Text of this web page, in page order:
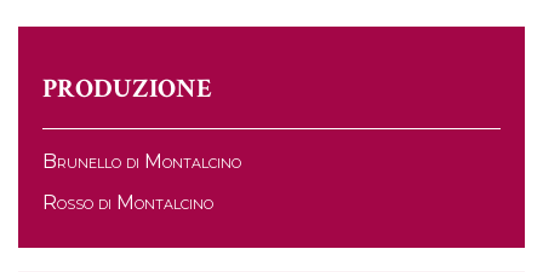
PRODUZIONE
Brunello di Montalcino
Rosso di Montalcino